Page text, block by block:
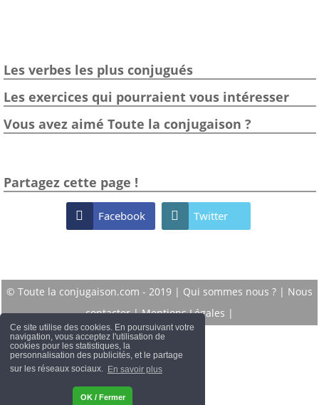
Ce site utilise des cookies. En poursuivant votre
navigation, vous acceptez l'utilisation de
cookies pour les statistiques, la
personnalisation des publicités, et le partage
sur les réseaux sociaux. En savoir plus
OK / Fermer
Les verbes les plus conjugués
Les exercices qui pourraient vous intéresser
Vous avez aimé Toute la conjugaison ?
Partagez cette page !
 Facebook  Twitter
© Toute la conjugaison.com - 2019 | Qui sommes nous ? | Nous
contacter|Mentions Légales |